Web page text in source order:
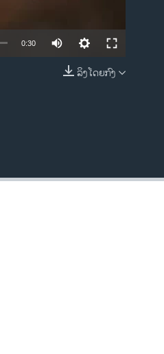
EMBED
0:30
ລິງໂດຍກົງ